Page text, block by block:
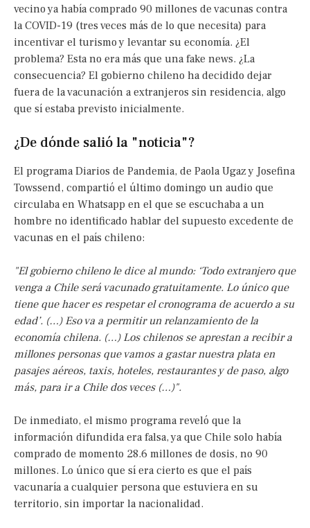
vecino ya había comprado 90 millones de vacunas contra
la COVID-19 (tres veces más de lo que necesita) para
incentivar el turismo y levantar su economía. ¿El
problema? Esta no era más que una fake news. ¿La
consecuencia? El gobierno chileno ha decidido dejar
fuera de la vacunación a extranjeros sin residencia, algo
que sí estaba previsto inicialmente.
¿De dónde salió la "noticia"?
El programa Diarios de Pandemia, de Paola Ugaz y Josefina
Towssend, compartió el último domingo un audio que
circulaba en Whatsapp en el que se escuchaba a un
hombre no identificado hablar del supuesto excedente de
vacunas en el país chileno:
"El gobierno chileno le dice al mundo: ‘Todo extranjero que
venga a Chile será vacunado gratuitamente. Lo único que
tiene que hacer es respetar el cronograma de acuerdo a su
edad’. (…) Eso va a permitir un relanzamiento de la
economía chilena. (…) Los chilenos se aprestan a recibir a
millones personas que vamos a gastar nuestra plata en
pasajes aéreos, taxis, hoteles, restaurantes y de paso, algo
más, para ir a Chile dos veces (…)".
De inmediato, el mismo programa reveló que la
información difundida era falsa, ya que Chile solo había
comprado de momento 28.6 millones de dosis, no 90
millones. Lo único que sí era cierto es que el país
vacunaría a cualquier persona que estuviera en su
territorio, sin importar la nacionalidad.